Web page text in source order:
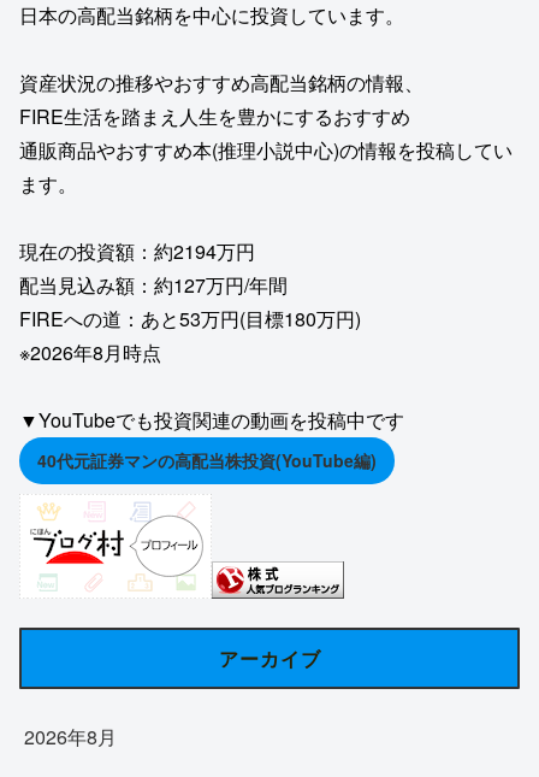
日本の高配当銘柄を中心に投資しています。
資産状況の推移やおすすめ高配当銘柄の情報、
FIRE生活を踏まえ人生を豊かにするおすすめ
通販商品やおすすめ本(推理小説中心)の情報を投稿してい
ます。
現在の投資額：約2194万円
配当見込み額：約127万円/年間
FIREへの道：あと53万円(目標180万円)
※2026年8月時点
▼YouTubeでも投資関連の動画を投稿中です
40代元証券マンの高配当株投資(YouTube編)
アーカイブ
2026年8月